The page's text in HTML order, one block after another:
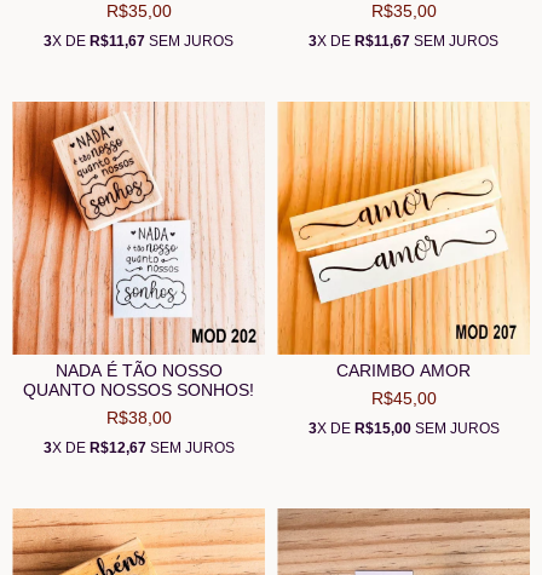
R$35,00
3X DE R$11,67 SEM JUROS
R$35,00
3X DE R$11,67 SEM JUROS
NADA É TÃO NOSSO
QUANTO NOSSOS SONHOS!
R$38,00
3X DE R$12,67SEM JUROS
CARIMBO AMOR
R$45,00
3X DE R$15,00SEM JUROS